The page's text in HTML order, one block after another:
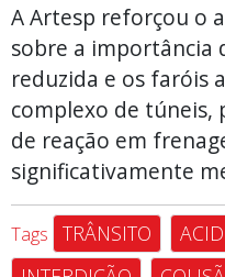
A Artesp reforçou o
sobre a importância
reduzida e os faróis
complexo de
de reação em
significativamente
Tags TRÂNSITO